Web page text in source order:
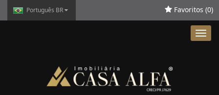
Português BR Favoritos (0)